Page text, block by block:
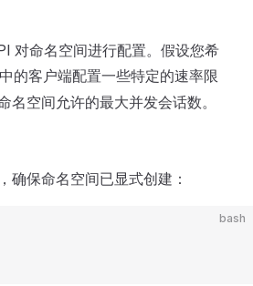
对命名空间进行配置。假设您希
的客户端配置一些特定的速率限
名空间允许的最大并发会话数。
确保命名空间已显式创建：
bash